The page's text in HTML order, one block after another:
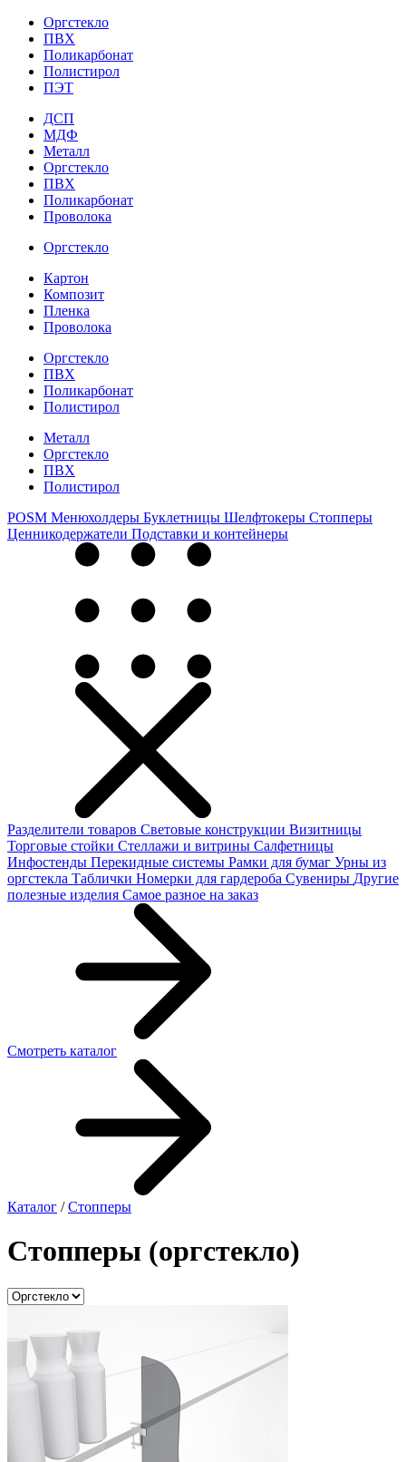
Оргстекло
ПВХ
Поликарбонат
Полистирол
ПЭТ
ДСП
МДФ
Металл
Оргстекло
ПВХ
Поликарбонат
Проволока
Оргстекло
Картон
Композит
Пленка
Проволока
Оргстекло
ПВХ
Поликарбонат
Полистирол
Металл
Оргстекло
ПВХ
Полистирол
POSM Менюхолдеры Буклетницы Шелфтокеры Стопперы
Ценникодер­жа­те­ли Подставки и контейнеры
Разделители товаров Световые конструкции Визитницы
Торговые стойки Cтеллажи и витрины Салфетницы
Инфостенды Перекидные системы Рамки для бумаг Урны из
оргстекла Таблички Номерки для гардероба Сувениры Другие
полезные изделия Самое разное на заказ
Смотреть каталог
Каталог /Стопперы
Стопперы (оргстекло)